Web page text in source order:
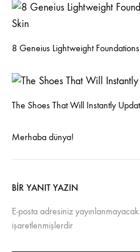
8 Geneius Lightweight
The Shoes That Will Instantly
Merhaba dünya!
BIR YANIT YAZIN
E-posta adresiniz yayınlanmayacak.
işaretlenmişlerdir